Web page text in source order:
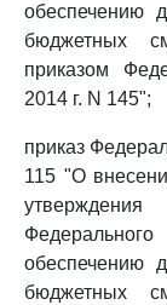
обеспечению
бюджетных
приказом
2014 г. N 145";
приказ
115 "О
обеспечению
бюджетных